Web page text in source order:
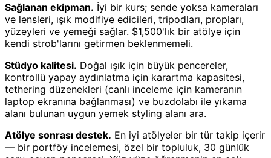
Sağlanan ekipman. İyi bir kurs; sende yoksa kameraları
ve lensleri, ışık modifiye edicileri, tripodları, propları,
yüzeyleri ve yemeği sağlar. $1,500'lık bir atölye için
kendi strob'larını getirmen beklenmemeli.
Stüdyo kalitesi. Doğal ışık için büyük pencereler,
kontrollü yapay aydınlatma için karartma kapasitesi,
tethering düzenekleri (canlı inceleme için kameranın
laptop ekranına bağlanması) ve buzdolabı ile yıkama
alanı bulunan uygun yemek styling alanı ara.
Atölye sonrası destek. En iyi atölyeler bir tür takip içerir
— bir portföy incelemesi, özel bir topluluk, 30 günlük